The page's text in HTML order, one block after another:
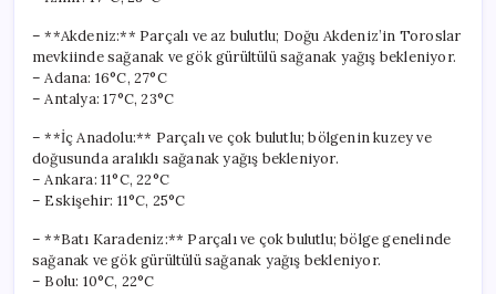
– **Akdeniz:** Parçalı ve az bulutlu; Doğu Akdeniz’in Toroslar
mevkiinde sağanak ve gök gürültülü sağanak yağış bekleniyor.
– Adana: 16°C, 27°C
– Antalya: 17°C, 23°C
– **İç Anadolu:** Parçalı ve çok bulutlu; bölgenin kuzey ve
doğusunda aralıklı sağanak yağış bekleniyor.
– Ankara: 11°C, 22°C
– Eskişehir: 11°C, 25°C
– **Batı Karadeniz:** Parçalı ve çok bulutlu; bölge genelinde
sağanak ve gök gürültülü sağanak yağış bekleniyor.
– Bolu: 10°C, 22°C